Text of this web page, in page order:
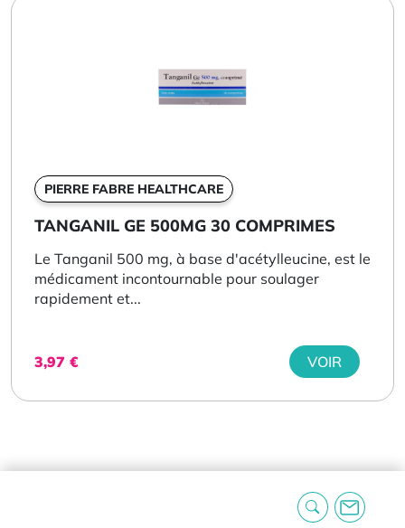
PIERRE FABRE HEALTHCARE
TANGANIL GE 500MG 30 COMPRIMES
Le Tanganil 500 mg, à base d'acétylleucine, est le
médicament incontournable pour soulager
rapidement et...
3,97 € VOIR